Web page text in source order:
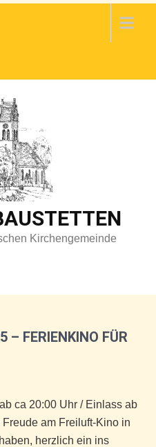
Kirchengemeinde
– FERIENKINO FÜR
ca 20:00 Uhr / Einlass ab
am Freiluft-Kino in
herzlich ein ins